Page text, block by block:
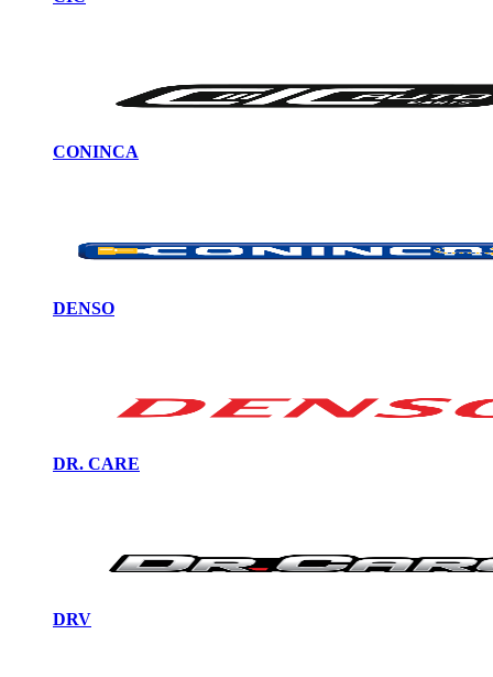
CONINCA
DENSO
DR. CARE
DRV